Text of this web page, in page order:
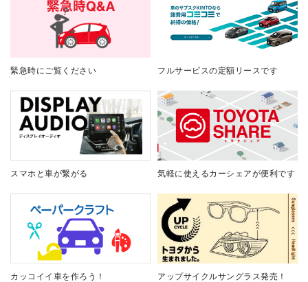
緊急時にご覧ください フルサービスの定額リースです
スマホと車が繋がる 気軽に使えるカーシェアが便利です
カッコイイ車を作ろう！ アップサイクルサングラス発売！